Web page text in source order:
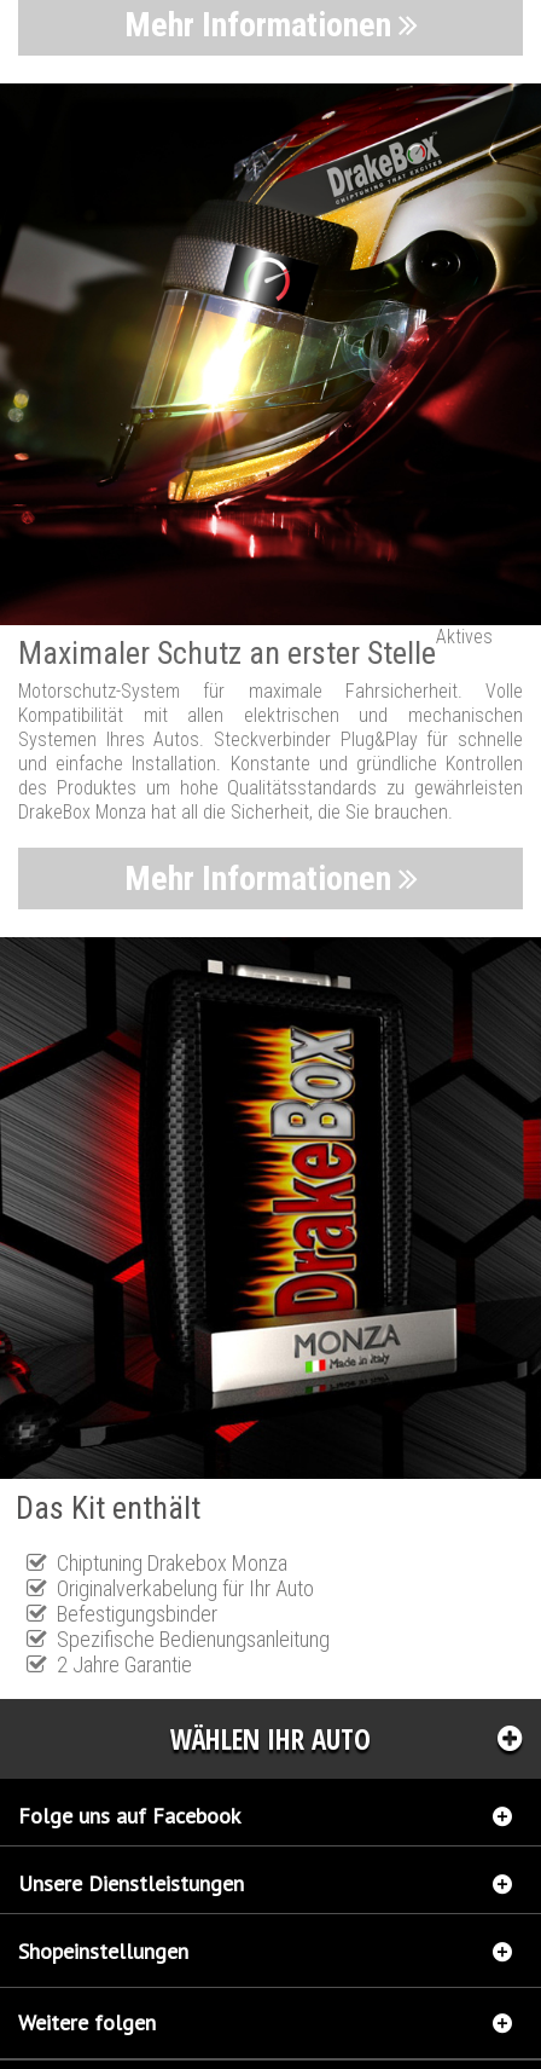
Mehr Informationen
Maximaler Schutz an erster StelleAktives
Motorschutz-System für maximale Fahrsicherheit. Volle
Kompatibilität mit allen elektrischen und mechanischen
Systemen Ihres Autos. Steckverbinder Plug&Play für schnelle
und einfache Installation. Konstante und gründliche Kontrollen
des Produktes um hohe Qualitätsstandards zu gewährleisten
DrakeBox Monza hat all die Sicherheit, die Sie brauchen.
Mehr Informationen
Das Kit enthält
Chiptuning Drakebox Monza
Originalverkabelung für Ihr Auto
Befestigungsbinder
Spezifische Bedienungsanleitung
2 Jahre Garantie
WÄHLEN IHR AUTO
Folge uns auf Facebook
Unsere Dienstleistungen
Shopeinstellungen
Weitere folgen